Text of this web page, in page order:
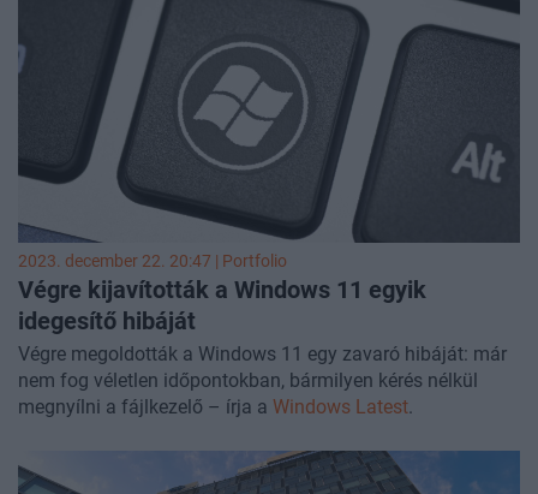
2023. december 22. 20:47 | Portfolio
Végre kijavították a Windows 11 egyik
idegesítő hibáját
Végre megoldották a Windows 11 egy zavaró hibáját: már
nem fog véletlen időpontokban, bármilyen kérés nélkül
megnyílni a fájlkezelő – írja a Windows Latest.